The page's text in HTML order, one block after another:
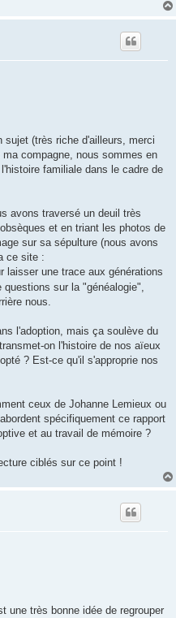
(très riche d'ailleurs, merci
compagne, nous sommes en
familiale dans le cadre de
avons traversé un deuil très
et en triant les photos de
sur sa sépulture (nous avons
ce site :
laisser une trace aux générations
sur la "généalogie",
nous.
l'adoption, mais ça soulève du
on l'histoire de nos aïeux
? Est-ce qu'il s'approprie nos
ceux de Johanne Lemieux ou
spécifiquement ce rapport
et au travail de mémoire ?
ciblés sur ce point !
une très bonne idée de regrouper